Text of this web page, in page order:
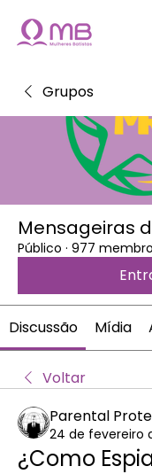
Grupos
Mensageiras
Público · 977
Discussão Mídia
Voltar
Parental
24 de fevereiro
¿Como